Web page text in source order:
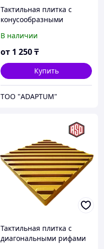
Тактильная плитка с
конусообразными
резины 300*300*6 мм
В наличии
от 1 250₸
Купить
ТОО "ADAPTUM"
Тактильная плитка с
диагональными рифами